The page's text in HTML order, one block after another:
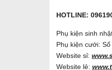
HOTLINE:
Phụ kiện sinh
Phụ kiện cưới:
Website sỉ:
Website lẻ: